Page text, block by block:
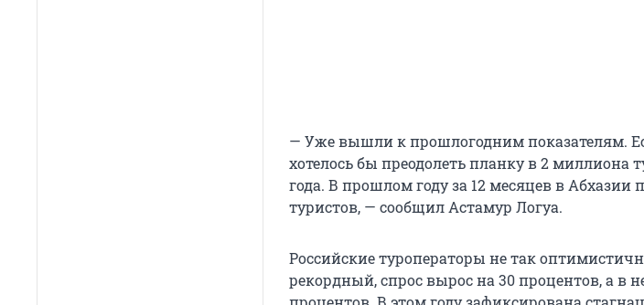
— Уже вышли к прошлогодним показателям.
хотелось бы преодолеть планку в 2 миллиона
года. В прошлом году за 12 месяцев в
туристов, — сообщил Астамур Логуа.
Российские туроператоры не так
рекордный, спрос вырос на 30 процентов, а в